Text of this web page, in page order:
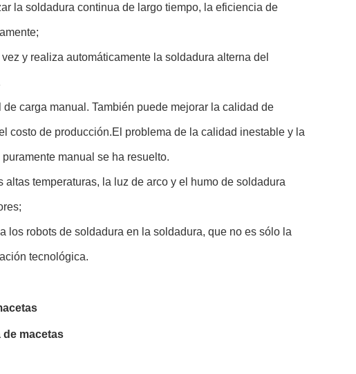
la soldadura continua de largo tiempo, la eficiencia de
y realiza automáticamente la soldadura alterna del
carga manual. También puede mejorar la calidad de
costo de producción.El problema de la calidad inestable y la
manual se ha resuelto.
temperaturas, la luz de arco y el humo de soldadura
los robots de soldadura en la soldadura, que no es sólo la
tecnológica.
de macetas